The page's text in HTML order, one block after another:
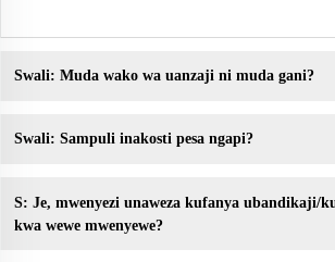
Swali: Muda wako wa uanzaji ni muda gani?
Swali: Sampuli inakosti pesa ngapi?
S: Je, mwenyezi unaweza kufanya ubandikaji/
kwa wewe mwenyewe?